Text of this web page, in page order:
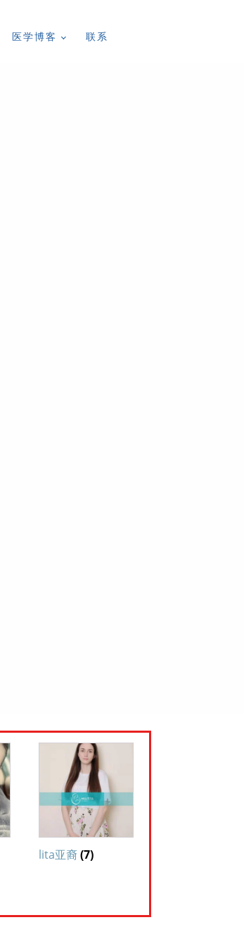
医学博客 联系
lita亚裔(7)